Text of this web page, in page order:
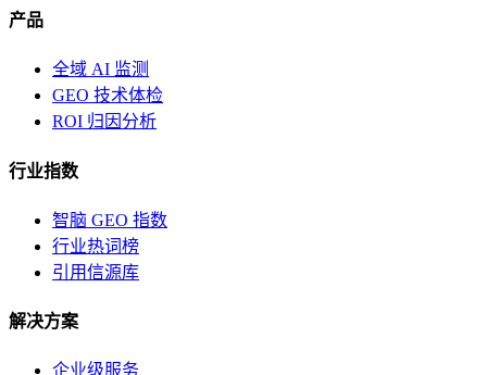
产品
全域 AI 监测
GEO 技术体检
ROI 归因分析
行业指数
智脑 GEO 指数
行业热词榜
引用信源库
解决方案
企业级服务